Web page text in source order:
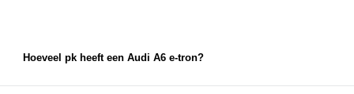
Hoeveel pk heeft een Audi A6 e-tron?